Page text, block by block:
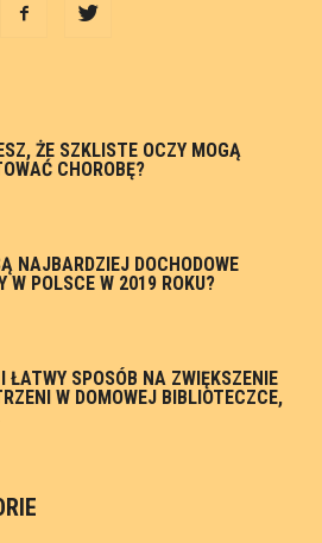
ŻE SZKLISTE OCZY MOGĄ
CHOROBĘ?
NAJBARDZIEJ DOCHODOWE
W POLSCE W 2019 ROKU?
ŁATWY SPOSÓB NA ZWIĘKSZENIE
W DOMOWEJ BIBLIOTECZCE,